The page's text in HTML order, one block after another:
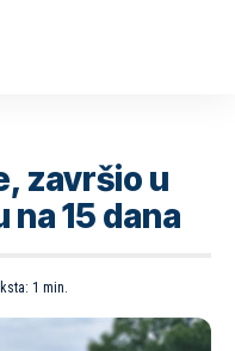
završio u
15 dana
1 min.